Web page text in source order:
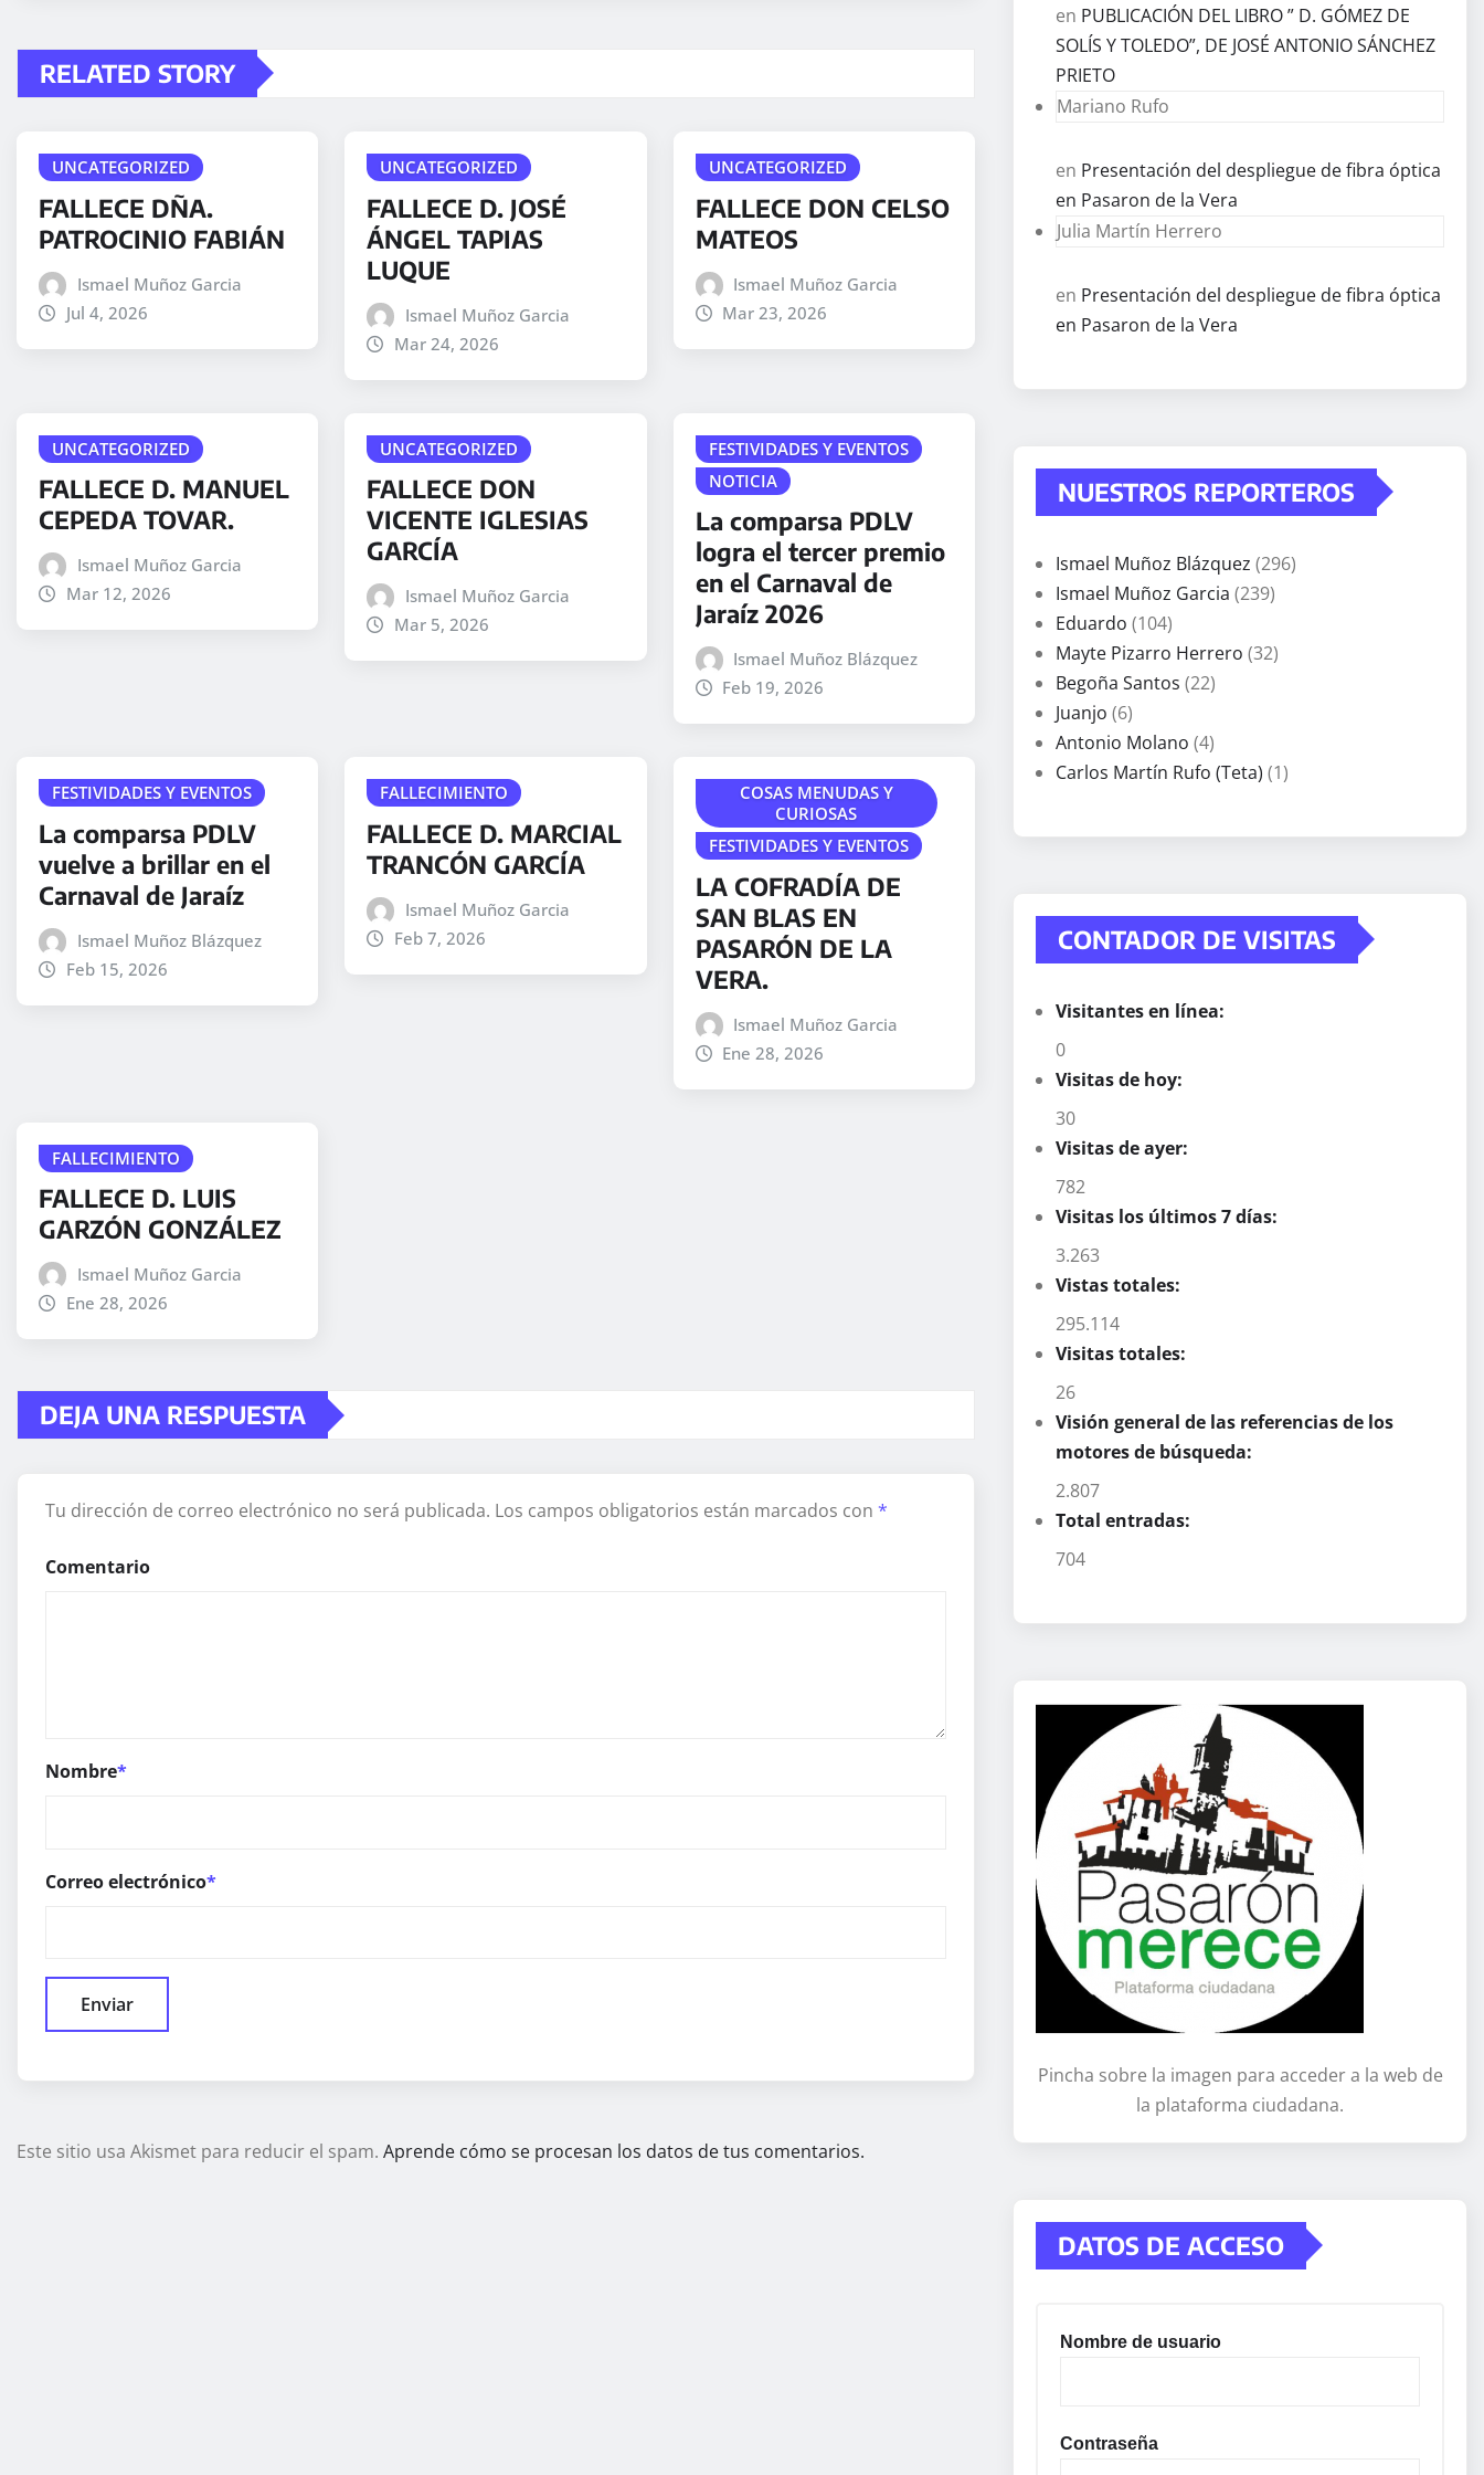
RELATED STORY
UNCATEGORIZED
FALLECE DÑA.
PATROCINIO FABIÁN
Ismael Muñoz Garcia
Jul 4, 2026
UNCATEGORIZED
FALLECE D. JOSÉ
ÁNGEL TAPIAS
LUQUE
Ismael Muñoz Garcia
Mar 24, 2026
UNCATEGORIZED
FALLECE DON CELSO
MATEOS
Ismael Muñoz Garcia
Mar 23, 2026
UNCATEGORIZED
FALLECE D. MANUEL
CEPEDA TOVAR.
Ismael Muñoz Garcia
Mar 12, 2026
UNCATEGORIZED
FALLECE DON
VICENTE IGLESIAS
GARCÍA
Ismael Muñoz Garcia
Mar 5, 2026
FESTIVIDADES Y EVENTOS
NOTICIA
La comparsa PDLV
logra el tercer premio
en el Carnaval de
Jaraíz 2026
Ismael Muñoz Blázquez
Feb 19, 2026
FESTIVIDADES Y EVENTOS
La comparsa PDLV
vuelve a brillar en el
Carnaval de Jaraíz
Ismael Muñoz Blázquez
Feb 15, 2026
FALLECIMIENTO
FALLECE D. MARCIAL
TRANCÓN GARCÍA
Ismael Muñoz Garcia
Feb 7, 2026
COSAS MENUDAS Y
CURIOSAS
FESTIVIDADES Y EVENTOS
LA COFRADÍA DE
SAN BLAS EN
PASARÓN DE LA
VERA.
Ismael Muñoz Garcia
Ene 28, 2026
FALLECIMIENTO
FALLECE D. LUIS
GARZÓN GONZÁLEZ
Ismael Muñoz Garcia
Ene 28, 2026
DEJA UNA RESPUESTA
Tu dirección de correo electrónico no será publicada. Los campos obligatorios están marcados con *
Comentario
Nombre*
Correo electrónico*
Este sitio usa Akismet para reducir el spam. Aprende cómo se procesan los datos de tus comentarios.
en PUBLICACIÓN DEL LIBRO ” D. GÓMEZ DE
SOLÍS Y TOLEDO”, DE JOSÉ ANTONIO SÁNCHEZ
PRIETO
Mariano Rufo
en Presentación del despliegue de fibra óptica
en Pasaron de la Vera
Julia Martín Herrero
en Presentación del despliegue de fibra óptica
en Pasaron de la Vera
NUESTROS REPORTEROS
Ismael Muñoz Blázquez (296)
Ismael Muñoz Garcia (239)
Eduardo (104)
Mayte Pizarro Herrero (32)
Begoña Santos (22)
Juanjo (6)
Antonio Molano (4)
Carlos Martín Rufo (Teta) (1)
CONTADOR DE VISITAS
Visitantes en línea:
0
Visitas de hoy:
30
Visitas de ayer:
782
Visitas los últimos 7 días:
3.263
Vistas totales:
295.114
Visitas totales:
26
Visión general de las referencias de los
motores de búsqueda:
2.807
Total entradas:
704
Pincha sobre la imagen para acceder a la web de
la plataforma ciudadana.
DATOS DE ACCESO
Nombre de usuario
Contraseña